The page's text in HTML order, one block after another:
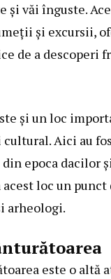
și văi înguste.
și excursii,
de a descoperi
și un loc
Aici au
epoca dacilor
acest loc un
arheologi.
este o altă